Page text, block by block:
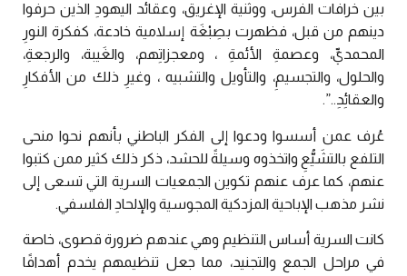
بين خرافات الفرس، ووثنية الإغريق، وعقائد اليهودِ الذين حرفوا
دينهم من قبل، فظهرت بصِبْغَة إسلامية خادعة، كفكرة النورِ
المحمديِّ، وعصمةِ الأئمةِ ، ومعجزاتِهم، والغَيبة، والرجعةِ،
والحلول، والتجسيمِ، والتأويل والتشبيه ، وغيرِ ذلك من الأفكارِ
والعقائِدِ..”.
عُرف عمن أسسوا ودعوا إلى الفكر الباطني بأنهم نحوا منحى
التلفع بالتشَيُّعِ واتخذوه وسيلةً للحشد، ذكر ذلك كثير ممن كتبوا
عنهم، كما عرف عنهم تكوين الجمعيات السرية التي تسعى إلى
نشر مذهب الإباحية المزدكية المجوسية والإلحادِ الفلسفي.
كانت السرية أساس التنظيم وهي عندهم ضرورة قصوى، خاصة
في مراحل الجمع والتجنيد، مما جعل تنظيمهم يخدم أهدافًا